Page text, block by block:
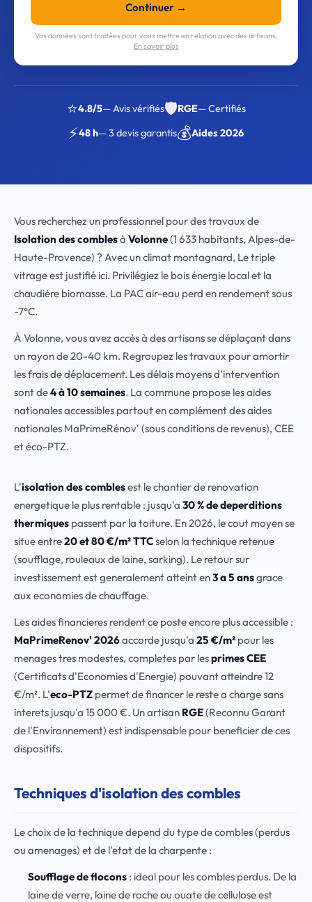
Continuer →
Vos données sont traitées pour vous mettre en relation avec des artisans.
En savoir plus
⭐4.8/5— Avis vérifiés🛡️RGE— Certifiés
⚡48 h— 3 devis garantis💰Aides 2026
Vous recherchez un professionnel pour des travaux de
Isolation des comblesà Volonne(1 633 habitants, Alpes-de-
Haute-Provence) ? Avec un climat montagnard, Le triple
vitrage est justifié ici. Privilégiez le bois énergie local et la
chaudière biomasse. La PAC air-eau perd en rendement sous
-7°C.
À Volonne, vous avez accès à des artisans se déplaçant dans
un rayon de 20-40 km. Regroupez les travaux pour amortir
les frais de déplacement. Les délais moyens d'intervention
sont de4 à 10 semaines. La commune propose les aides
nationales accessibles partout en complément des aides
nationales MaPrimeRénov' (sous conditions de revenus), CEE
et éco-PTZ.
L'isolation des comblesest le chantier de renovation
energetique le plus rentable : jusqu'a 30 % de deperditions
thermiques passent par la toiture. En 2026, le cout moyen se
situe entre20 et 80 €/m² TTCselon la technique retenue
(soufflage, rouleaux de laine, sarking). Le retour sur
investissement est generalement atteint en3 a 5 ansgrace
aux economies de chauffage.
Les aides financieres rendent ce poste encore plus accessible :
MaPrimeRenov' 2026accorde jusqu'a 25 €/m² pour les
menages tres modestes, completes par lesprimes CEE
(Certificats d'Economies d'Energie) pouvant atteindre 12
€/m². L'eco-PTZ permet de financer le reste a charge sans
interets jusqu'a 15 000 €. Un artisan RGE(Reconnu Garant
de l'Environnement) est indispensable pour beneficier de ces
dispositifs.
Techniques d'isolation des combles
Le choix de la technique depend du type de combles (perdus
ou amenages) et de l'etat de la charpente :
Soufflage de flocons: ideal pour les combles perdus. De la
laine de verre, laine de roche ou ouate de cellulose est